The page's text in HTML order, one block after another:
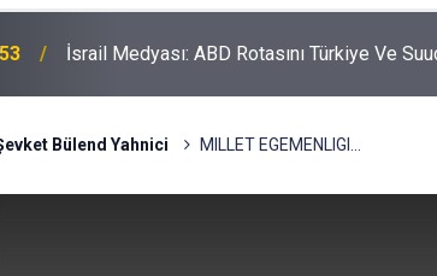
İsrail Medyası: ABD Rotasını Türkiye Ve
Bülend Yahnici MILLET EGEMENLIGI...